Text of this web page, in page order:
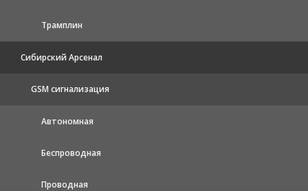
Трамплин
Сибирский Арсенал
GSM сигнализация
Автономная
Беспроводная
Проводная